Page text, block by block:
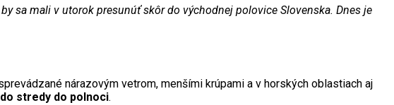
sa mali v utorok presunúť skôr do východnej polovice Slovenska. Dnes je
nárazovým vetrom, menšími krúpami a v horských oblastiach aj
stredy do polnoci.